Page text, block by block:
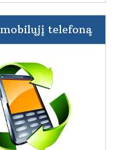
telefoną